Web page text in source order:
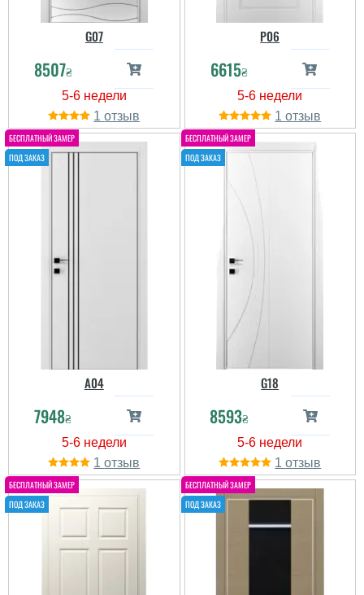
G07
8507₴
1
P06
6615₴
1
A04
7948₴
1
G18
8593₴
1